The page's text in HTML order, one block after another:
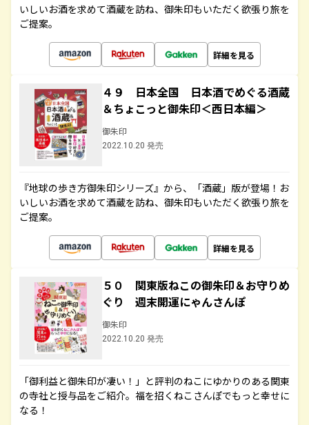
いしいお酒を求めて酒蔵を訪ね、御朱印もいただく欲張り旅を
ご提案。
詳細を見る
４９ 日本全国 日本酒でめぐる酒蔵
＆ちょこっと御朱印＜西日本編＞
御朱印
2022.10.20 発売
『地球の歩き方御朱印シリーズ』から、「酒蔵」版が登場！お
いしいお酒を求めて酒蔵を訪ね、御朱印もいただく欲張り旅を
ご提案。
詳細を見る
５０ 関東版ねこの御朱印＆お守りめ
ぐり 週末開運にゃんさんぽ
御朱印
2022.10.20 発売
「御利益と御朱印が凄い！」と評判のねこにゆかりのある関東
の寺社と授与品をご紹介。福を招くねこさんぽでもっと幸せに
なる！